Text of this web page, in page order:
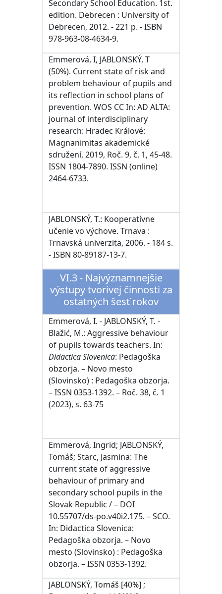
Secondary School Education. 1st.
edition. Debrecen : University of
Debrecen, 2012. - 221 p. - ISBN
978-963-08-4634-9.
Emmerová, I, JABLONSKÝ, T
(50%). Current state of risk and
problem behaviour of pupils and
its reflection in school plans of
prevention. WOS CC In: AD ALTA:
journal of interdisciplinary
research: Hradec Králové:
Magnanimitas akademické
sdružení, 2019, Roč. 9, č. 1, 45-48.
ISSN 1804-7890. ISSN (online)
2464-6733.
JABLONSKÝ, T.: Kooperatívne
učenie vo výchove. Trnava :
Trnavská univerzita, 2006. - 184 s.
- ISBN 80-89187-13-7.
VI.3 - Najvýznamnejšie
výstupy tvorivej činnosti za
ostatných šesť rokov
Emmerová, I. - JABLONSKÝ, T. -
Blažić, M.: Aggressive behaviour
of pupils towards teachers. In:
Didactica Slovenica: Pedagoška
obzorja. – Novo mesto
(Slovinsko) : Pedagoška obzorja.
– ISSN 0353-1392. – Roč. 38, č. 1
(2023), s. 63-75
Emmerová, Ingrid; JABLONSKÝ,
Tomáš; Starc, Jasmina: The
current state of aggressive
behaviour of primary and
secondary school pupils in the
Slovak Republic / – DOI
10.55707/ds-po.v40i2.175. – SCO.
In: Didactica Slovenica:
Pedagoška obzorja. – Novo
mesto (Slovinsko) : Pedagoška
obzorja. – ISSN 0353-1392.
JABLONSKÝ, Tomáš [40%] ;